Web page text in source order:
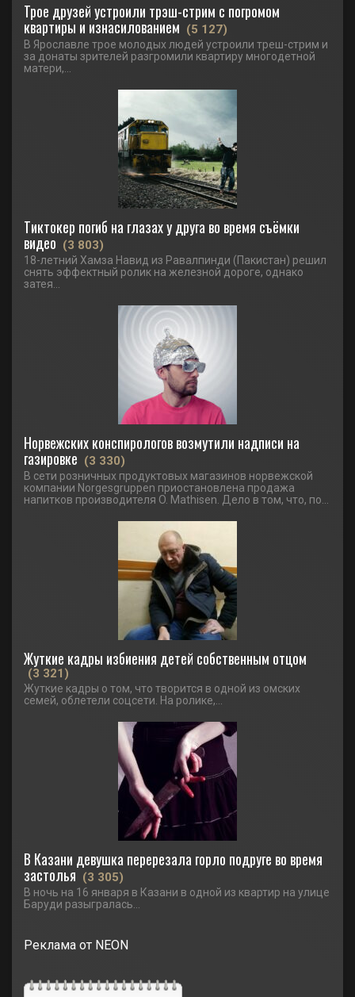
Трое друзей устроили трэш-стрим с погромом
квартиры и изнасилованием (5 127)
В Ярославле трое молодых людей устроили треш-стрим и
за донаты зрителей разгромили квартиру многодетной
матери,...
Тиктокер погиб на глазах у друга во время съёмки
видео (3 803)
18-летний Хамза Навид из Равалпинди (Пакистан) решил
снять эффектный ролик на железной дороге, однако
затея...
Норвежских конспирологов возмутили надписи на
газировке (3 330)
В сети розничных продуктовых магазинов норвежской
компании Norgesgruppen приостановлена продажа
напитков производителя O. Mathisen. Дело в том, что, по...
Жуткие кадры избиения детей собственным отцом
(3 321)
Жуткие кадры о том, что творится в одной из омских
семей, облетели соцсети. На ролике,...
В Казани девушка перерезала горло подруге во время
застолья (3 305)
В ночь на 16 января в Казани в одной из квартир на улице
Баруди разыгралась...
Реклама от NEON